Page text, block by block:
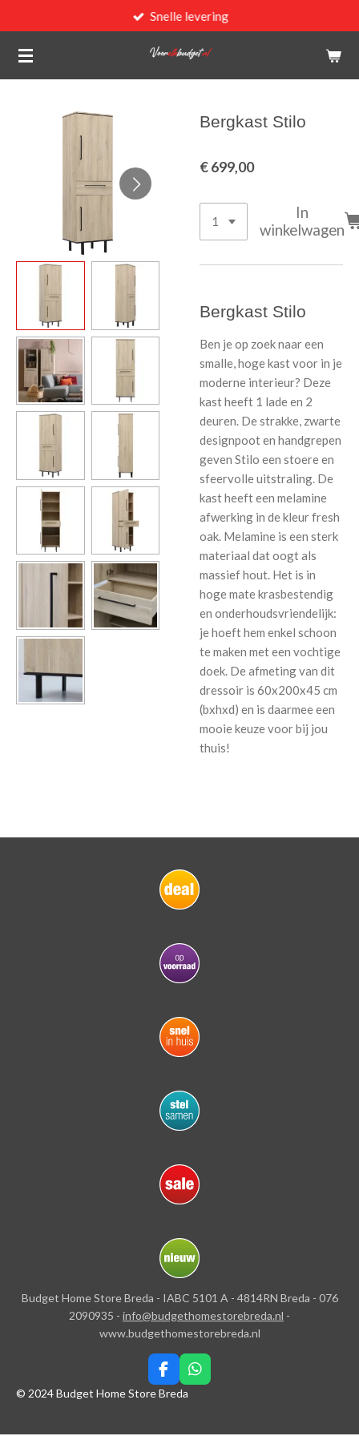
direct
naar
Snelle levering
Bergkast Stilo
€ 699,00
In
winkelwagen
Bergkast Stilo
Ben je op zoek naar een
smalle, hoge kast voor in je
moderne interieur? Deze
kast heeft 1 lade en 2
deuren. De strakke, zwarte
designpoot en handgrepen
geven Stilo een stoere en
sfeervolle uitstraling. De
kast heeft een melamine
afwerking in de kleur fresh
oak. Melamine is een sterk
materiaal dat oogt als
massief hout. Het is in
hoge mate krasbestendig
en onderhoudsvriendelijk:
je hoeft hem enkel schoon
te maken met een vochtige
doek. De afmeting van dit
dressoir is 60x200x45 cm
(bxhxd) en is daarmee een
mooie keuze voor bij jou
thuis!
Budget Home Store Breda - IABC 5101 A - 4814RN Breda - 076
2090935 - info@budgethomestorebreda.nl -
www.budgethomestorebreda.nl
F
a
b
W
h
s
© 2024 Budget Home Store Breda